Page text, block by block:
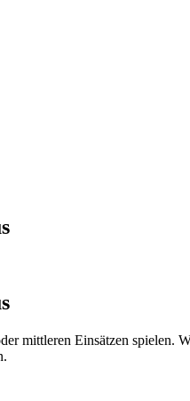
mittleren Einsätzen spielen.